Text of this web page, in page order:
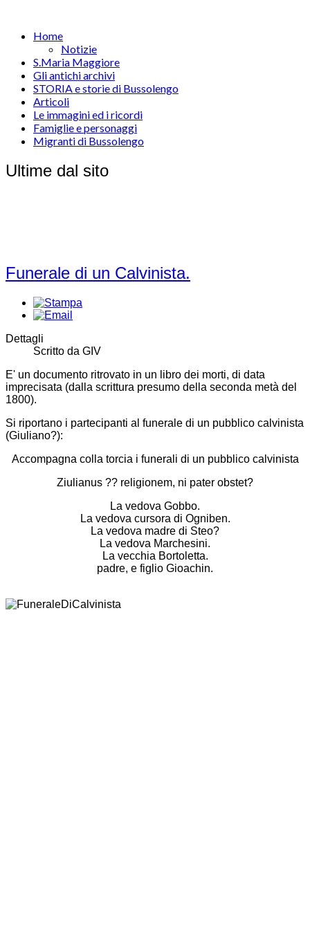
Home
Notizie
S.Maria Maggiore
Gli antichi archivi
STORIA e storie di Bussolengo
Articoli
Le immagini ed i ricordi
Famiglie e personaggi
Migranti di Bussolengo
Ultime dal sito
Funerale di un Calvinista.
Dettagli
Scritto da GIV
E' un documento ritrovato in un libro dei morti, di data
imprecisata (dalla scrittura presumo della seconda metà del
1800).
Si riportano i partecipanti al funerale di un pubblico calvinista
(Giuliano?):
Accompagna colla torcia i funerali di un pubblico calvinista
Ziulianus ?? religionem, ni pater obstet?
La vedova Gobbo.
La vedova cursora di Ogniben.
La vedova madre di Steo?
La vedova Marchesini.
La vecchia Bortoletta.
padre, e figlio Gioachin.